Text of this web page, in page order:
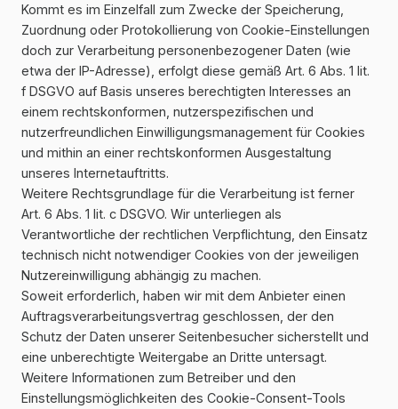
Kommt es im Einzelfall zum Zwecke der Speicherung,
Zuordnung oder Protokollierung von Cookie-Einstellungen
doch zur Verarbeitung personenbezogener Daten (wie
etwa der IP-Adresse), erfolgt diese gemäß Art. 6 Abs. 1 lit.
f DSGVO auf Basis unseres berechtigten Interesses an
einem rechtskonformen, nutzerspezifischen und
nutzerfreundlichen Einwilligungsmanagement für Cookies
und mithin an einer rechtskonformen Ausgestaltung
unseres Internetauftritts.
Weitere Rechtsgrundlage für die Verarbeitung ist ferner
Art. 6 Abs. 1 lit. c DSGVO. Wir unterliegen als
Verantwortliche der rechtlichen Verpflichtung, den Einsatz
technisch nicht notwendiger Cookies von der jeweiligen
Nutzereinwilligung abhängig zu machen.
Soweit erforderlich, haben wir mit dem Anbieter einen
Auftragsverarbeitungsvertrag geschlossen, der den
Schutz der Daten unserer Seitenbesucher sicherstellt und
eine unberechtigte Weitergabe an Dritte untersagt.
Weitere Informationen zum Betreiber und den
Einstellungsmöglichkeiten des Cookie-Consent-Tools